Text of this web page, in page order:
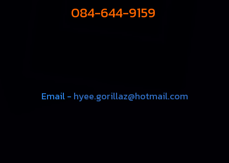
084-644-9159
Email - hyee.gorillaz@hotmail.com